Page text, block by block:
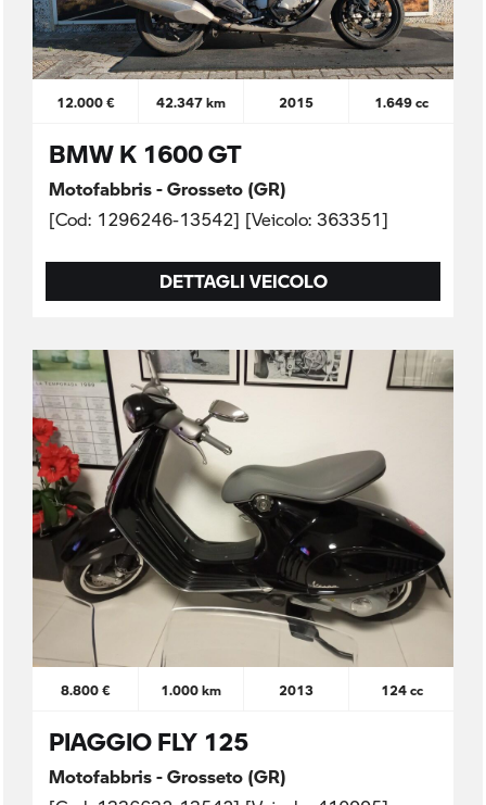
12.000 € 42.347 km 2015 1.649 cc
BMW K 1600 GT
Motofabbris - Grosseto (GR)
[Cod: 1296246-13542] [Veicolo: 363351]
DETTAGLI VEICOLO
8.800 € 1.000 km 2013 124 cc
PIAGGIO FLY 125
Motofabbris - Grosseto (GR)